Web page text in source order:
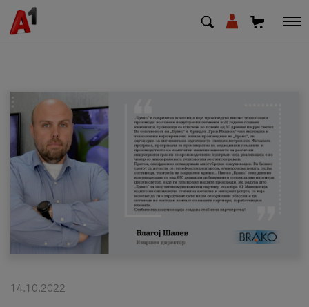
МК EN SQ
Приватни Деловни
Поддршка
14.10.2022